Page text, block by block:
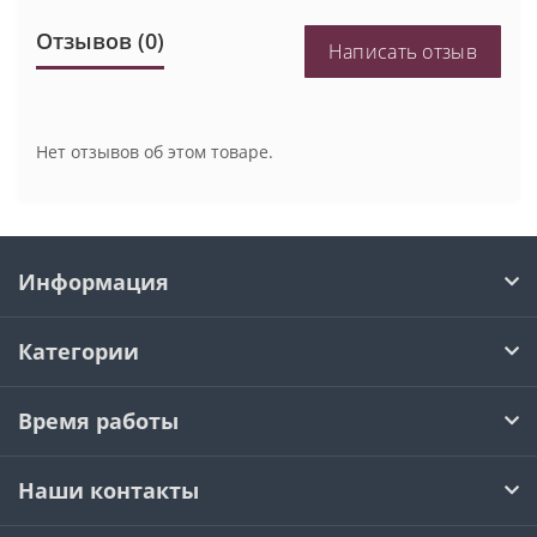
Отзывов (0) Написать отзыв
Нет отзывов об этом товаре.
Информация
Категории
Время работы
Наши контакты